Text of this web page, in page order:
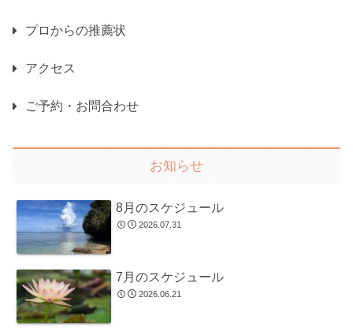
プロからの推薦状
アクセス
ご予約・お問合わせ
お知らせ
8月のスケジュール
2026.07.31
7月のスケジュール
2026.06.21